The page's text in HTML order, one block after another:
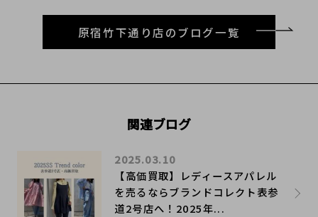
原宿竹下通り店のブログ一覧
関連ブログ
【高価買取】レディースアパレル
を売るならブランドコレクト表参
道2号店へ！2025年...
2025.03.10